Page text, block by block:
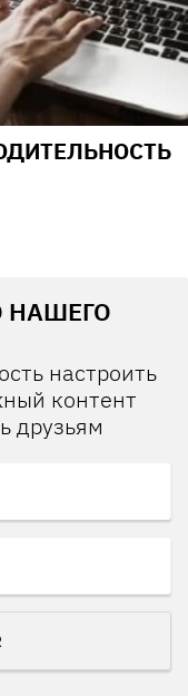
НАШЕГО
настроить
контент
друзьям